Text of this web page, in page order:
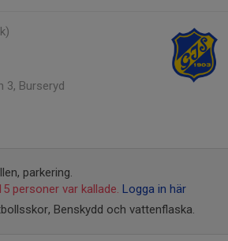
3, Burseryd
parkering.
personer var kallade. Logga in här
Benskydd och vattenflaska.